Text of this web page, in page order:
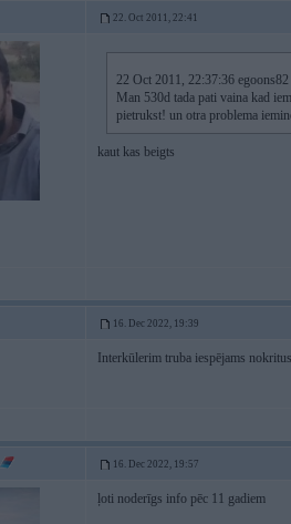
22. Oct 2011, 22:41
22 Oct 2011, 22:37:36
Man 530d tada pati vaina kad
pietrukst! un otra problema
kaut kas beigts
16. Dec 2022, 19:39
Interkūlerim truba iespējams
16. Dec 2022, 19:57
ļoti noderīgs info pēc 11 gadiem